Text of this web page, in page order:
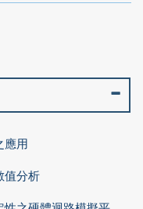
應用
值分析